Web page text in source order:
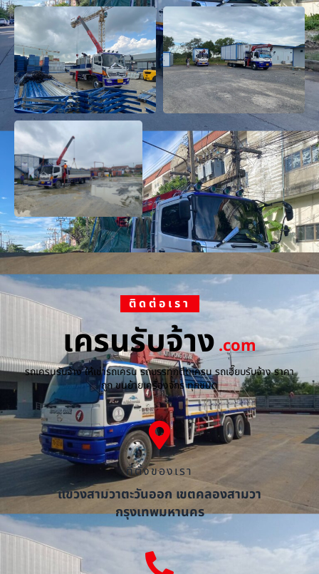
ติดต่อเรา
เครนรับจ้าง.com
รถเครนรับจ้าง ให้เช่ารถเครน รถบรรทุกติดเครน รถเฮี๊ยบรับจ้าง ราคา
ถูก ขนย้ายเครื่องจักร ทุกชนิด
ที่ตั้งของเรา
แขวงสามวาตะวันออก เขตคลองสามวา
กรุงเทพมหานคร